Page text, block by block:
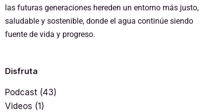
las futuras generaciones hereden un entorno más justo,
saludable y sostenible, donde el agua continúe siendo
fuente de vida y progreso.
Disfruta
Podcast (43)
Videos (1)